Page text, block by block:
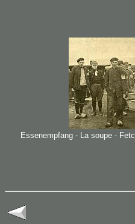
Essenempfang - La soupe -